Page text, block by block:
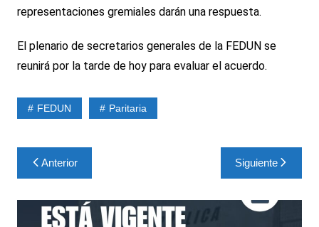
representaciones gremiales darán una respuesta.
El plenario de secretarios generales de la FEDUN se
reunirá por la tarde de hoy para evaluar el acuerdo.
FEDUN Paritaria
Navegación
de
entradas
Anterior Siguiente